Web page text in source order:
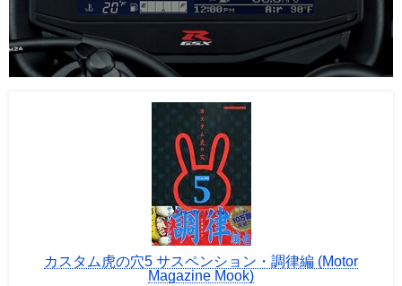
カスタム虎の穴5 サスペンション・調律編 (Motor
Magazine Mook)